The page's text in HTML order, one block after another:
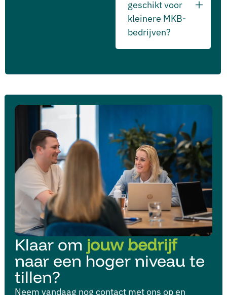
geschikt voor
kleinere MKB-
bedrijven?
Klaar om jouw bedrijf
naar een hoger niveau te
tillen?
Neem vandaag nog contact met ons op en